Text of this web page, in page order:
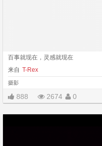
百事就现在，灵感就现在
来自 T-Rex
摄影
888 2674 0